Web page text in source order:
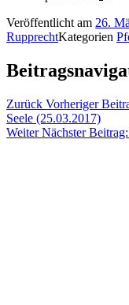
Veröffentlicht am 26.
RupprechtKategorien
Zurück Vorheriger
Seele (25.03.2017)
Weiter Nächster Beitrag: